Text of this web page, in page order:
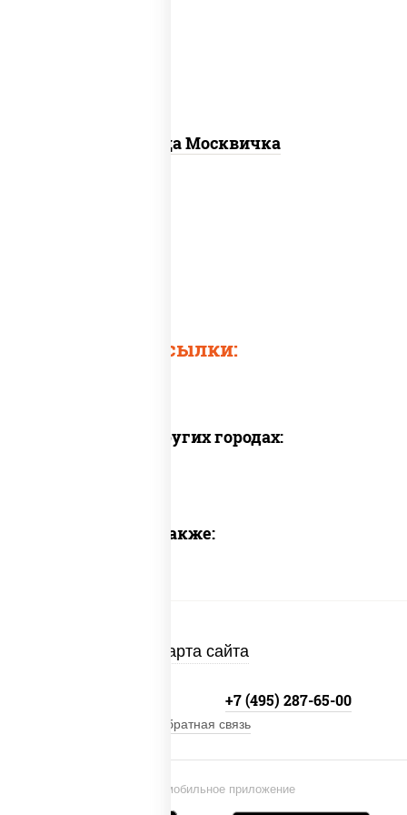
Пицца Москвичка
Быстрые ссылки:
Доставка в других городах:
Предлагаем также:
Карта сайта
Установи мобильное приложение
+7 (495) 287-65-00
Обратная связь